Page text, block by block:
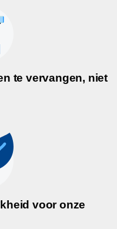
te vervangen, niet
voor onze